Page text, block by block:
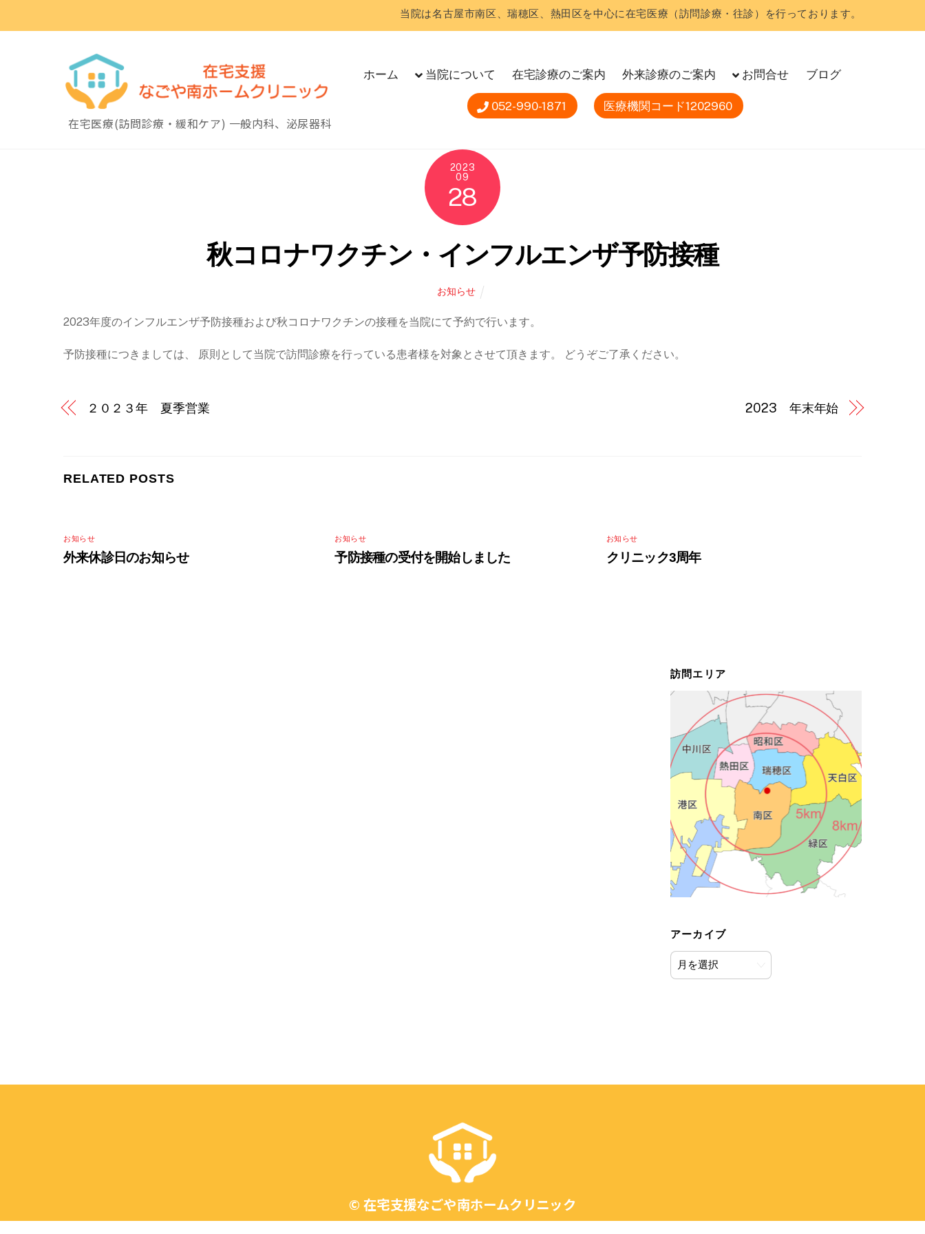
当院は名古屋市南区、瑞穂区、熱田区を中心に在宅医療（訪問診療・往診）を行っております。
在宅医療(訪問診療・緩和ケア) 一般内科、泌尿器科
ホーム 当院について 在宅診療のご案内 外来診療のご案内 お問合せ ブログ
052-990-1871 医療機関コード1202960
2023
09
28
秋コロナワクチン・インフルエンザ予防接種
お知らせ
2023年度のインフルエンザ予防接種および秋コロナワクチンの接種を当院にて予約で行います。
予防接種につきましては、 原則として当院で訪問診療を行っている患者様を対象とさせて頂きます。 どうぞご了承ください。
２０２３年 夏季営業 2023 年末年始
RELATED POSTS
お知らせ
外来休診日のお知らせ
お知らせ
予防接種の受付を開始しました
お知らせ
クリニック3周年
訪問エリア
アーカイブ
ア
ー
© 在宅支援なごや南ホームクリニック